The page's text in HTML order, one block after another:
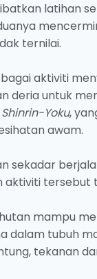
latihan
ternilai.
aktiviti
deria untuk
Shinrin-Yoku,
awam.
sekadar
tersebut
mampu
tubuh
tekanan